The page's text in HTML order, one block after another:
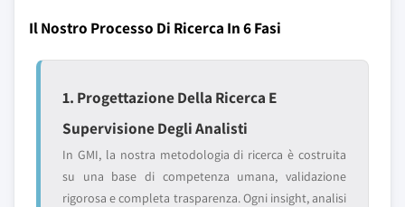
Il Nostro Processo Di Ricerca In 6 Fasi
1. Progettazione Della Ricerca E
Supervisione Degli Analisti
In GMI, la nostra metodologia di ricerca è costruita
su una base di competenza umana, validazione
rigorosa e completa trasparenza. Ogni insight, analisi